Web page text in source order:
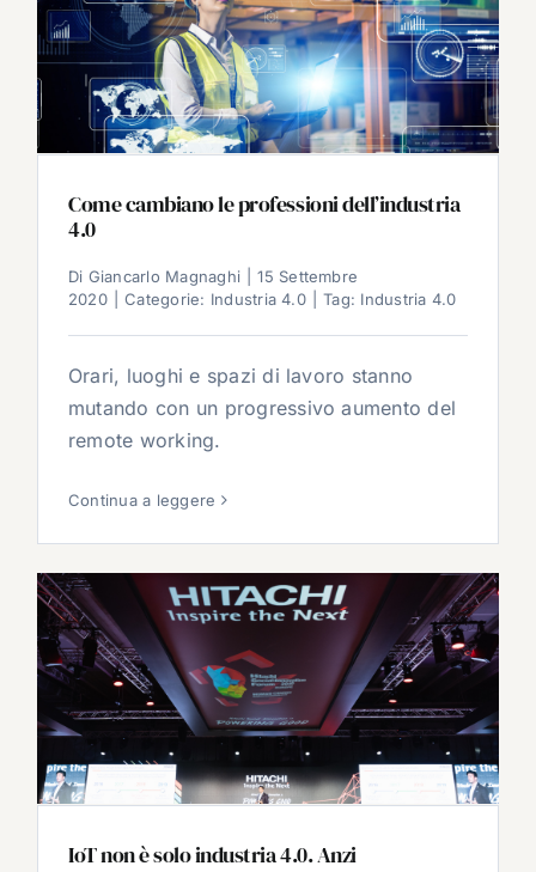
Come cambiano le professioni dell’industria
4.0
Di Giancarlo Magnaghi
15 Settembre
2020
Categorie: Industria 4.0 Tag: Industria 4.0
Orari, luoghi e spazi di lavoro stanno
mutando con un progressivo aumento del
remote working.
Continua a leggere
IoT non è solo industria 4.0. Anzi